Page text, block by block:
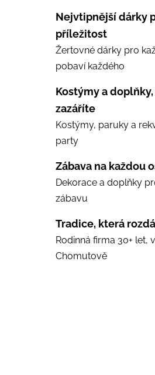
Nejvtipnější dárky
příležitost
Žertovné dárky pro
pobaví každého
Kostýmy a
zazáříte
Kostýmy, paruky a
party
Zábava na každou
Dekorace a doplňky
zábavu
Tradice, která
Rodinná firma 30+ let,
Chomutově